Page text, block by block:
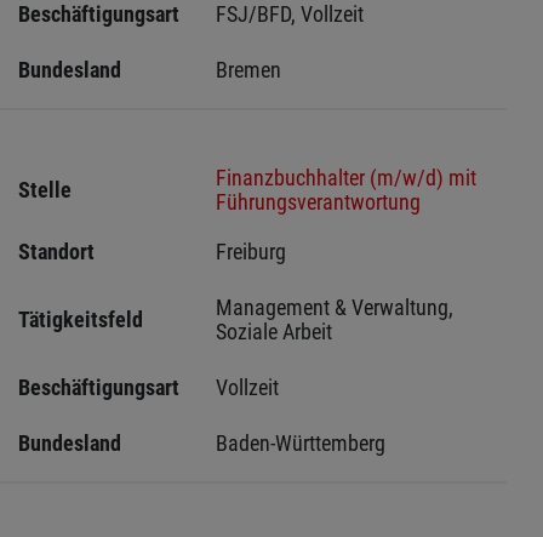
Beschäftigungsart FSJ/BFD, Vollzeit
Bundesland Bremen
Stelle
Finanzbuchhalter (m/w/d) mit
Führungsverantwortung
Standort
Freiburg
Tätigkeitsfeld
Management & Verwaltung,
Soziale Arbeit
Beschäftigungsart Vollzeit
Bundesland Baden-Württemberg